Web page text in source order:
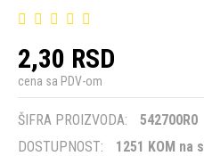
2,30 RSD
cena sa PDV-om
ŠIFRA PROIZVODA:
542700R0
DOSTUPNOST:
1251 KOM na